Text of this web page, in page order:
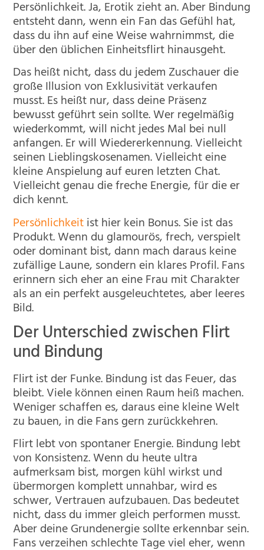
Persönlichkeit. Ja, Erotik zieht an. Aber Bindung
entsteht dann, wenn ein Fan das Gefühl hat,
dass du ihn auf eine Weise wahrnimmst, die
über den üblichen Einheitsflirt hinausgeht.
Das heißt nicht, dass du jedem Zuschauer die
große Illusion von Exklusivität verkaufen
musst. Es heißt nur, dass deine Präsenz
bewusst geführt sein sollte. Wer regelmäßig
wiederkommt, will nicht jedes Mal bei null
anfangen. Er will Wiedererkennung. Vielleicht
seinen Lieblingskosenamen. Vielleicht eine
kleine Anspielung auf euren letzten Chat.
Vielleicht genau die freche Energie, für die er
dich kennt.
Persönlichkeitist hier kein Bonus. Sie ist das
Produkt. Wenn du glamourös, frech, verspielt
oder dominant bist, dann mach daraus keine
zufällige Laune, sondern ein klares Profil. Fans
erinnern sich eher an eine Frau mit Charakter
als an ein perfekt ausgeleuchtetes, aber leeres
Bild.
Der Unterschied zwischen Flirt
und Bindung
Flirt ist der Funke. Bindung ist das Feuer, das
bleibt. Viele können einen Raum heiß machen.
Weniger schaffen es, daraus eine kleine Welt
zu bauen, in die Fans gern zurückkehren.
Flirt lebt von spontaner Energie. Bindung lebt
von Konsistenz. Wenn du heute ultra
aufmerksam bist, morgen kühl wirkst und
übermorgen komplett unnahbar, wird es
schwer, Vertrauen aufzubauen. Das bedeutet
nicht, dass du immer gleich performen musst.
Aber deine Grundenergie sollte erkennbar sein.
Fans verzeihen schlechte Tage viel eher, wenn